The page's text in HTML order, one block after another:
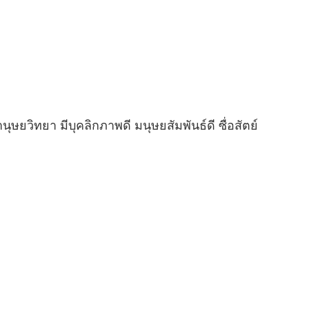
ษยวิทยา มีบุคลิกภาพดี มนุษยสัมพันธ์ดี ซื่อสัตย์